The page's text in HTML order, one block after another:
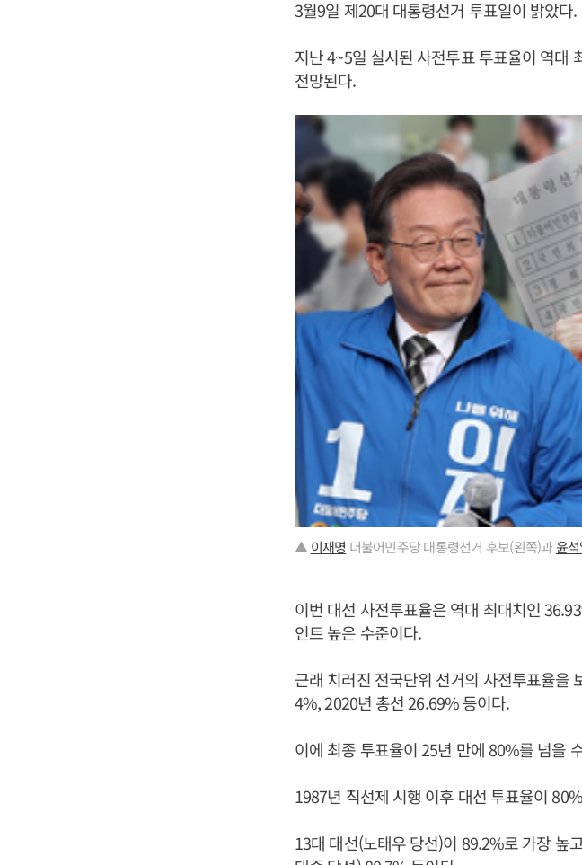
3월9일 제20대 대통령선거 투표일이 밝았다.
지난 4~5일 실시된 사전투표 투표율이 역대
전망된다.
▲ 이재명 더불어민주당 대통령선거 후보(왼쪽)과윤석
이번 대선 사전투표율은 역대 최대치인
인트 높은 수준이다.
근래 치러진 전국단위 선거의 사전투표율을
4%, 2020년 총선 26.69% 등이다.
이에 최종 투표율이 25년 만에 80%를 넘을
1987년 직선제 시행 이후 대선 투표율이
13대 대선(노태우 당선)이 89.2%로 가장 높